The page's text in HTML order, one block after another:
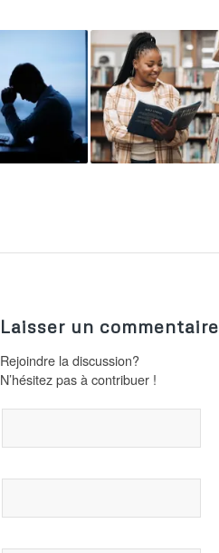
Laisser un commentaire
Rejoindre la discussion?
N’hésitez pas à contribuer !